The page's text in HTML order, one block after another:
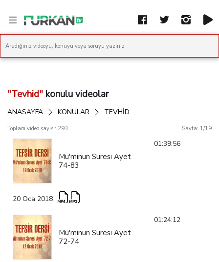
"Tevhid" konulu videolar
ANASAYFA KONULAR TEVHID
Toplam video sayısı: 293 Sayfa: 1/19
Mü'minun Suresi Ayet
74-83
01:39:56
20 Oca 2018
Mü'minun Suresi Ayet
72-74
01:24:12